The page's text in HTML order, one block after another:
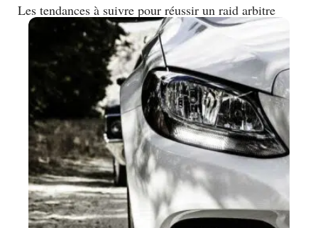
Les tendances à suivre pour réussir un raid arbitre